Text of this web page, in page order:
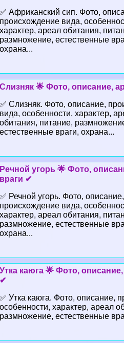
✅ Африканский сип. Фото,
происхождение вида,
хаpaктер, ареал обитания,
размножение, естественные
охрана...
Слизняк 🌟 Фото, описание,
✅ Слизняк. Фото, описание,
вида, особенности, хаpaктер,
обитания, питание,
естественные враги, охрана...
Речной угорь 🌟 Фото,
враги ✔
✅ Речной угорь. Фото, описание,
происхождение вида,
хаpaктер, ареал обитания,
размножение, естественные
охрана...
Утка каюга 🌟 Фото,
✔
✅ Утка каюга. Фото, описание,
особенности, хаpaктер, ареал
размножение, естественные